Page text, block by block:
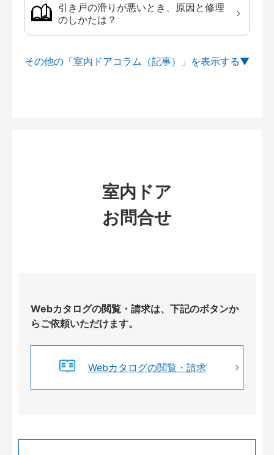
引き戸の滑りが悪いとき、原因と修理
のしかたは？
その他の「室内ドアコラム（記事）」を
室内ドア
お問合せ
Webカタログの閲覧・請求は、下記のボタンか
らご依頼いただけます。
Webカタログの閲覧・請求